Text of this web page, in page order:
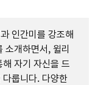
인간미를 강조해
소개하면서, 윌리
자기 자신을 드
룹니다. 다양한